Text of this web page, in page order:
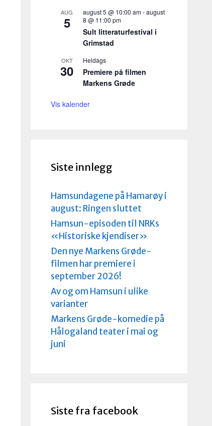
AUG
5
august 5 @ 10:00 am-august
8 @ 11:00 pm
Sult litteraturfestival i
Grimstad
OKT
30
Heldags
Premiere på filmen
Markens Grøde
Vis kalender
Siste innlegg
Hamsundagene på Hamarøy i
august: Ringen sluttet
Hamsun-episoden til NRKs
«Historiske kjendiser»
Den nye Markens Grøde-
filmen har premiere i
september 2026!
Av og om Hamsun i ulike
varianter
Markens Grøde-komedie på
Hålogaland teater i mai og
juni
Siste fra facebook